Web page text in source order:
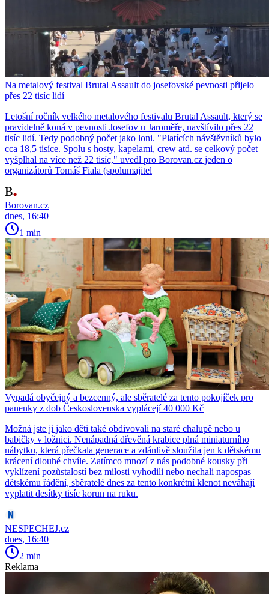
Na metalový festival Brutal Assault do josefovské pevnosti přijelo
přes 22 tisíc lidí
Letošní ročník velkého metalového festivalu Brutal Assault, který se
pravidelně koná v pevnosti Josefov u Jaroměře, navštívilo přes 22
tisíc lidí. Tedy podobný počet jako loni. "Platících návštěvníků bylo
cca 18,5 tisíce. Spolu s hosty, kapelami, crew atd. se celkový počet
vyšplhal na více než 22 tisíc," uvedl pro Borovan.cz jeden o
organizátorů Tomáš Fiala (spolumajitel
Borovan.cz
dnes, 16:40
1 min
Vypadá obyčejný a bezcenný, ale sběratelé za tento pokojíček pro
panenky z dob Československa vyplácejí 40 000 Kč
Možná jste ji jako děti také obdivovali na staré chalupě nebo u
babičky v ložnici. Nenápadná dřevěná krabice plná miniaturního
nábytku, která přečkala generace a zdánlivě sloužila jen k dětskému
krácení dlouhé chvíle. Zatímco mnozí z nás podobné kousky při
vyklízení pozůstalostí bez milosti vyhodili nebo nechali napospas
dětskému řádění, sběratelé dnes za tento konkrétní klenot neváhají
vyplatit desítky tisíc korun na ruku.
NESPECHEJ.cz
dnes, 16:40
2 min
Reklama